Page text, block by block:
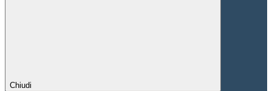
Chiudi